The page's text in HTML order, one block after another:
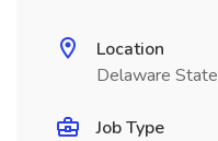
Location
Delaware State
Job Type